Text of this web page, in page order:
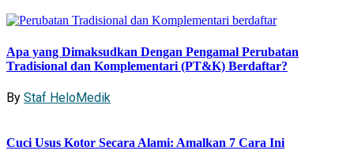
Apa yang Dimaksudkan Dengan Pengamal Perubatan
Tradisional dan Komplementari (PT&K) Berdaftar?
By Staf HeloMedik
Cuci Usus Kotor Secara Alami: Amalkan 7 Cara Ini